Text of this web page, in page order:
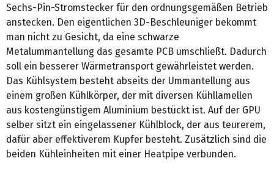
Sechs-Pin-Stromstecker für den ordnungsgemäßen Betrieb
anstecken. Den eigentlichen 3D-Beschleuniger bekommt
man nicht zu Gesicht, da eine schwarze
Metalummantellung das gesamte PCB umschließt. Dadurch
soll ein besserer Wärmetransport gewährleistet werden.
Das Kühlsystem besteht abseits der Ummantellung aus
einem großen Kühlkörper, der mit diversen Kühllamellen
aus kostengünstigem Aluminium bestückt ist. Auf der GPU
selber sitzt ein eingelassener Kühlblock, der aus teurerem,
dafür aber effektiverem Kupfer besteht. Zusätzlich sind die
beiden Kühleinheiten mit einer Heatpipe verbunden.